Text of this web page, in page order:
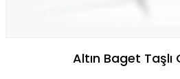
Altın Baget Taşlı